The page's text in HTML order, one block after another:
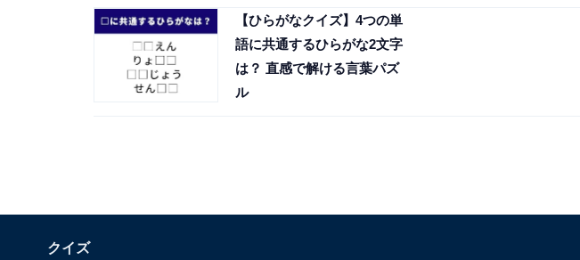
【ひらがなクイズ】4つの単
語に共通するひらがな2文字
は？ 直感で解ける言葉パズ
ル
クイズ